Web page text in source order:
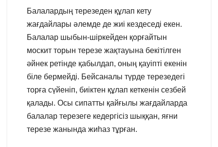
Балалардың терезеден құлап кету
жағдайлары әлемде де жиі кездеседі екен.
Балалар шыбын-шіркейден қорғайтын
москит торын терезе жақтауына бекітілген
әйнек ретінде қабылдап, оның қауіпті екенін
біле бермейді. Бейсаналы түрде терезедегі
торға сүйеніп, биіктен құлап кеткенін сезбей
қалады. Осы сипатты қайғылы жағдайларда
балалар терезеге кедергісіз шыққан, яғни
терезе жанында жиһаз тұрған.